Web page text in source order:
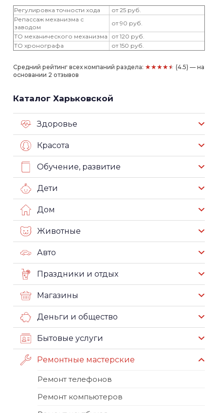
Регулировка точности хода
от 25 руб.
Репассаж механизма с
заводом
от 90 руб.
ТО механического механизма
от 120 руб.
ТО хронографа
от 150 руб.
Средний рейтинг всех компаний раздела: ★★★★★ (4.5) — на
основании 2 отзывов
Каталог Харьковской
Здоровье
Красота
Обучение, развитие
Дети
Дом
Животные
Авто
Праздники и отдых
Магазины
Деньги и общество
Бытовые услуги
Ремонтные мастерские
Ремонт телефонов
Ремонт компьютеров